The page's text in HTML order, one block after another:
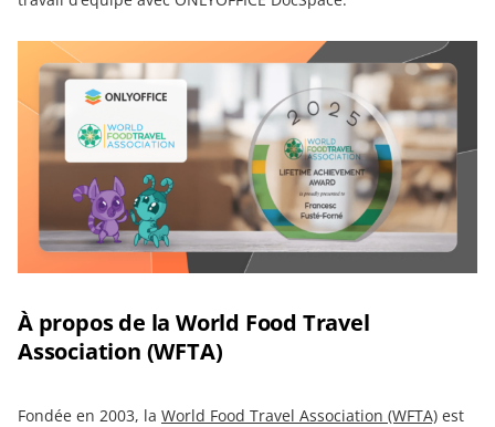
À propos de la World Food Travel
Association (WFTA)
Fondée en 2003, la World Food Travel Association (WFTA) est